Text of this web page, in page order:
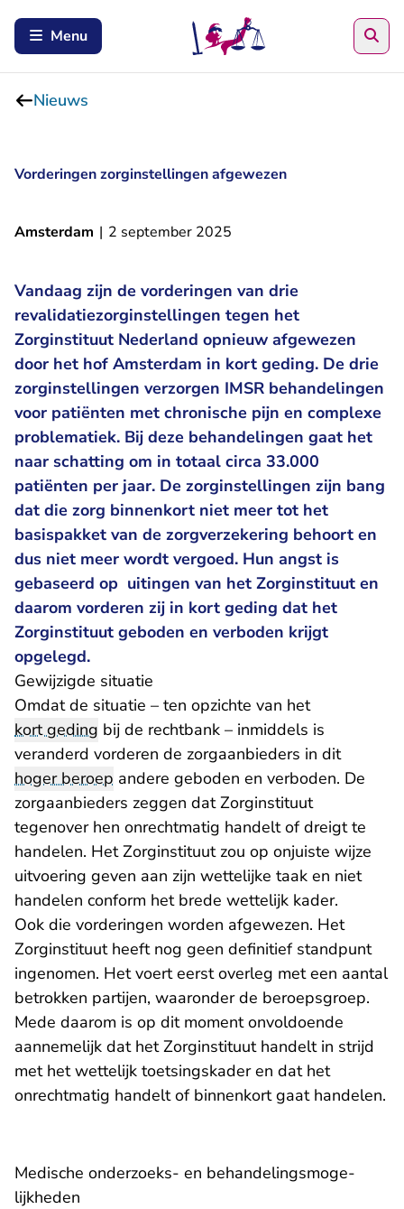
Menu
Nieuws
Vorderingen zorginstellingen afgewezen
Amsterdam | 2 september 2025
Vandaag zijn de vorderingen van drie
revalidatiezorginstellingen tegen het
Zorginstituut Nederland opnieuw afgewezen
door het hof Amsterdam in kort geding. De drie
zorginstellingen verzorgen IMSR behandelingen
voor patiënten met chronische pijn en complexe
problematiek. Bij deze behandelingen gaat het
naar schatting om in totaal circa 33.000
patiënten per jaar. De zorginstellingen zijn bang
dat die zorg binnenkort niet meer tot het
basispakket van de zorgverzekering behoort en
dus niet meer wordt vergoed. Hun angst is
gebaseerd op uitingen van het Zorginstituut en
daarom vorderen zij in kort geding dat het
Zorginstituut geboden en verboden krijgt
opgelegd.
Gewijzigde situatie
Omdat de situatie – ten opzichte van het
kort geding bij de rechtbank – inmiddels is
veranderd vorderen de zorgaanbieders in dit
hoger beroep andere geboden en verboden. De
zorgaanbieders zeggen dat Zorginstituut
tegenover hen onrechtmatig handelt of dreigt te
handelen. Het Zorginstituut zou op onjuiste wijze
uitvoering geven aan zijn wettelijke taak en niet
handelen conform het brede wettelijk kader.
Ook die vorderingen worden afgewezen. Het
Zorginstituut heeft nog geen definitief standpunt
ingenomen. Het voert eerst overleg met een aantal
betrokken partijen, waaronder de beroepsgroep.
Mede daarom is op dit moment onvol­doende
aanne­melijk dat het Zorginstituut handelt in strijd
met het wettelijk toetsingskader en dat het
onrechtmatig handelt of binnenkort gaat handelen.
Medische onderzoeks- en behandelings­moge­
lijkheden